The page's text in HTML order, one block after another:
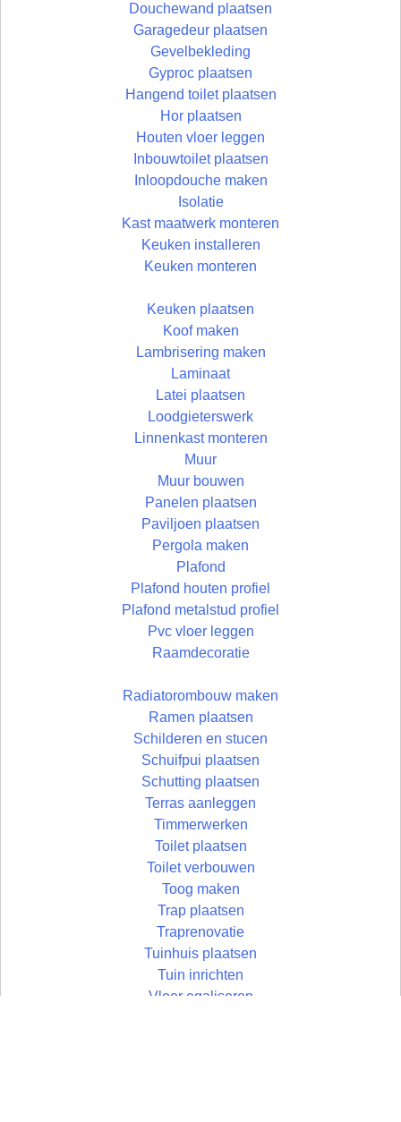
Douchewand plaatsen
Garagedeur plaatsen
Gevelbekleding
Gyproc plaatsen
Hangend toilet plaatsen
Hor plaatsen
Houten vloer leggen
Inbouwtoilet plaatsen
Inloopdouche maken
Isolatie
Kast maatwerk monteren
Keuken installeren
Keuken monteren
Keuken plaatsen
Koof maken
Lambrisering maken
Laminaat
Latei plaatsen
Loodgieterswerk
Linnenkast monteren
Muur
Muur bouwen
Panelen plaatsen
Paviljoen plaatsen
Pergola maken
Plafond
Plafond houten profiel
Plafond metalstud profiel
Pvc vloer leggen
Raamdecoratie
Radiatorombouw maken
Ramen plaatsen
Schilderen en stucen
Schuifpui plaatsen
Schutting plaatsen
Terras aanleggen
Timmerwerken
Toilet plaatsen
Toilet verbouwen
Toog maken
Trap plaatsen
Traprenovatie
Tuinhuis plaatsen
Tuin inrichten
Vloer egaliseren